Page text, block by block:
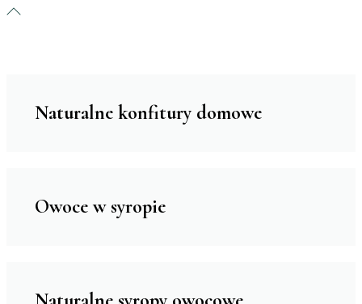
Naturalne konfitury domowe
Owoce w syropie